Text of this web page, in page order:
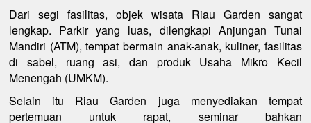
Dari segi fasilitas, objek wisata Riau Garden sangat
lengkap. Parkir yang luas, dilengkapi Anjungan Tunai
Mandiri (ATM), tempat bermain anak-anak, kuliner, fasilitas
di sabel, ruang asi, dan produk Usaha Mikro Kecil
Menengah (UMKM).
Selain itu Riau Garden juga menyediakan tempat
pertemuan untuk rapat, seminar bahkan